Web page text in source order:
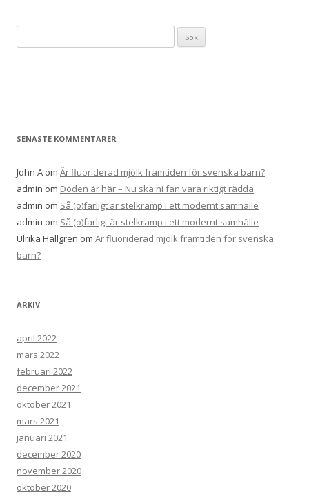
efter:
SENASTE KOMMENTARER
John A om Är fluoriderad mjölk framtiden för svenska barn?
admin om Döden är här – Nu ska ni fan vara riktigt rädda
admin om Så (o)farligt är stelkramp i ett modernt samhälle
admin om Så (o)farligt är stelkramp i ett modernt samhälle
Ulrika Hallgren om Är fluoriderad mjölk framtiden för svenska
barn?
ARKIV
april 2022
mars 2022
februari 2022
december 2021
oktober 2021
mars 2021
januari 2021
december 2020
november 2020
oktober 2020